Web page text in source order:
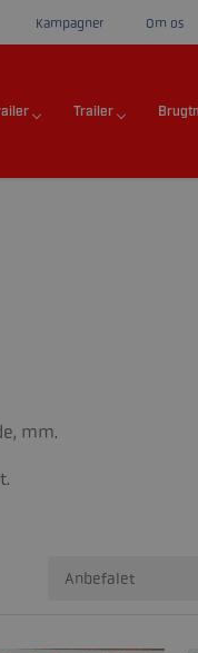
Kampagner Om os
Trailer
mm.